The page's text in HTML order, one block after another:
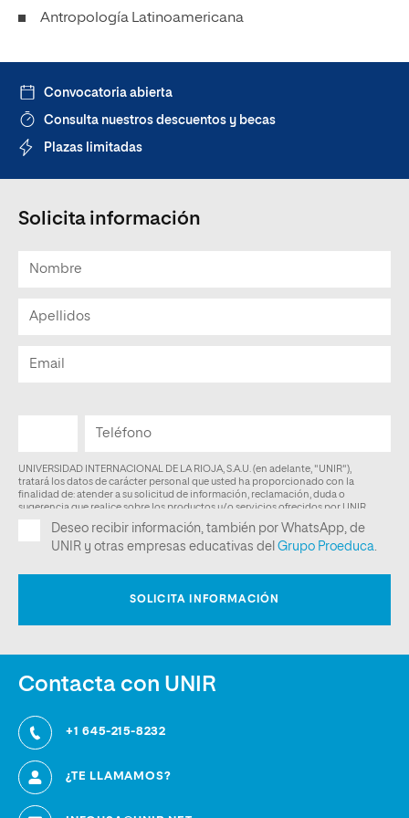
Antropología Latinoamericana
Convocatoria abierta
Consulta nuestros descuentos y becas
Plazas limitadas
Solicita información
Contacta con UNIR
+1 645-215-8232
¿TE LLAMAMOS?